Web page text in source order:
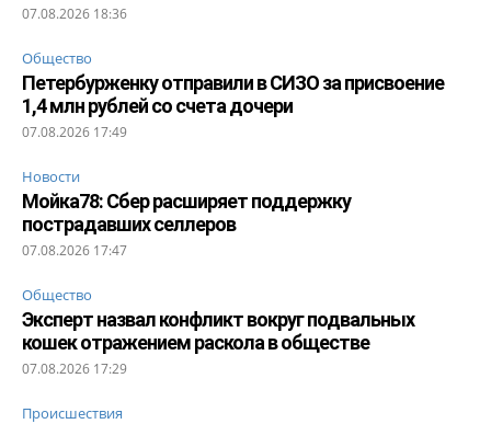
07.08.2026 18:36
Общество
Петербурженку отправили в СИЗО за присвоение
1,4 млн рублей со счета дочери
07.08.2026 17:49
Новости
Мойка78: Сбер расширяет поддержку
пострадавших селлеров
07.08.2026 17:47
Общество
Эксперт назвал конфликт вокруг подвальных
кошек отражением раскола в обществе
07.08.2026 17:29
Происшествия